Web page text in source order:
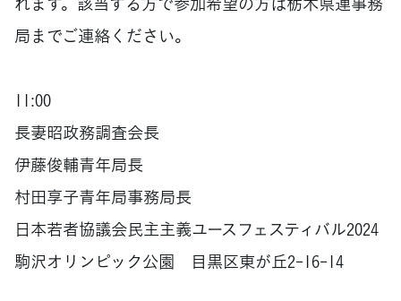
局までご連絡ください。
11:00
長妻昭政務調査会長
伊藤俊輔青年局長
村田享子青年局事務局長
日本若者協議会民主主義ユースフェスティバル2024
駒沢オリンピック公園 目黒区東が丘2-16-14